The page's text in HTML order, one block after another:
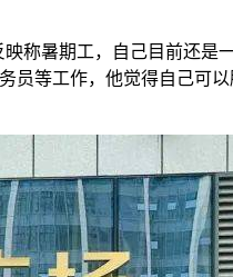
称暑期工，自己目前还
员等工作，他觉得自己可